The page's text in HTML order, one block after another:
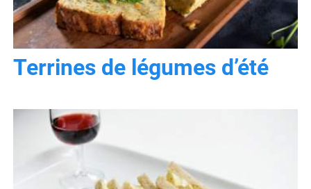
Terrines de légumes d’été